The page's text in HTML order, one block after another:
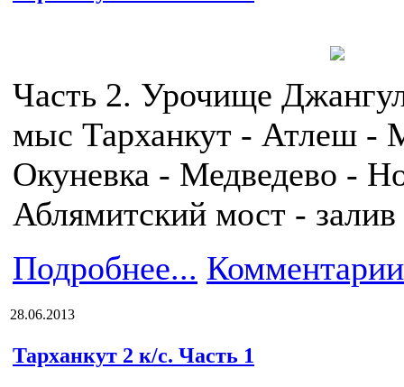
Часть 2. Урочище
мыс Тарханкут - Атлеш -
Окуневка - Медведево -
Аблямитский мост -
Подробнее...
28.06.2013
Тарханкут 2 к/с. Часть 1